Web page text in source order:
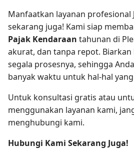
Manfaatkan layanan profesional
sekarang juga! Kami siap
Pajak Kendaraan tahunan di
akurat, dan tanpa repot.
segala prosesnya, sehingga
banyak waktu untuk hal-hal
Untuk konsultasi gratis atau
menggunakan layanan kami,
menghubungi kami.
Hubungi Kami Sekarang Juga!